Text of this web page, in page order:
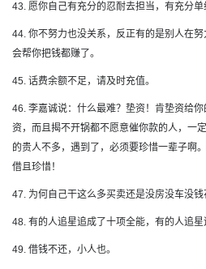
43. 愿你自己有充分的忍耐去担当，有充分单
44. 你不努力也没关系，反正有的是别人在
会帮你把钱都赚了。
45. 话费余额不足，请及时充值。
46. 李嘉诚说：什么最难？垫资！肯垫资给
资，而且揭不开锅都不愿意催你款的人，一
的贵人不多，遇到了，必须要珍惜一辈子啊
借且珍惜！
47. 为何自己干这么多买卖还是没房没车没钱
48. 有的人追星追成了十项全能，有的人追星
49. 借钱不还，小人也。